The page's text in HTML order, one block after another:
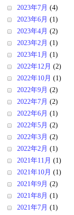
2023年7月 (4)
2023年6月 (1)
2023年4月 (2)
2023年2月 (1)
2023年1月 (1)
2022年12月 (2)
2022年10月 (1)
2022年9月 (2)
2022年7月 (2)
2022年6月 (1)
2022年5月 (2)
2022年3月 (2)
2022年2月 (1)
2021年11月 (1)
2021年10月 (1)
2021年9月 (2)
2021年8月 (1)
2021年7月 (1)